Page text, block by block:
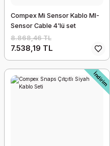
Compex Mi Sensor Kablo MI-
Sensor Cable 4'lü set
8.868,46 TL
7.538,19 TL
İndirim